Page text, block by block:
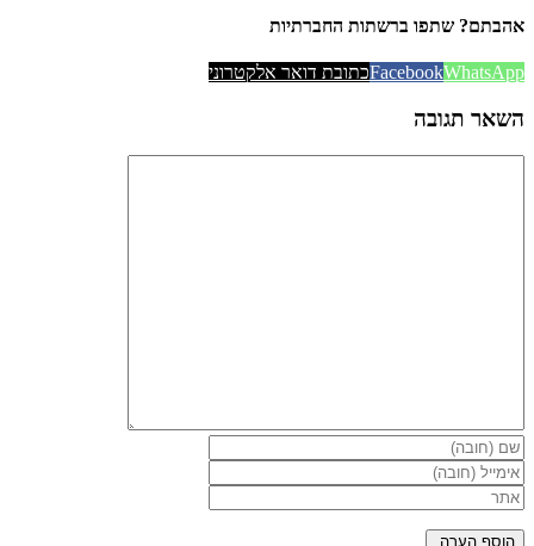
אהבתם? שתפו ברשתות החברתיות
FacebookWhatsApp כתובת דואר אלקטרוני
השאר תגובה